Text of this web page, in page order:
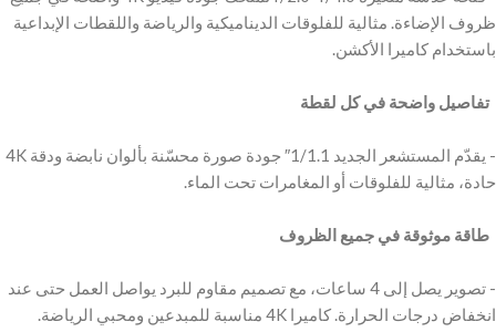
ظروف الإضاءة. مثالية للفلوقات الديناميكية والرياضة واللقطات الإبداعية
‫- يقدّم المستشعر الجديد 1/1.1″ جودة صورة محسّنة بألوان نابضة ودقة 4K
‫- تصوير يصل إلى 4 ساعات، مع تصميم مقاوم للبرد يواصل العمل حتى عند